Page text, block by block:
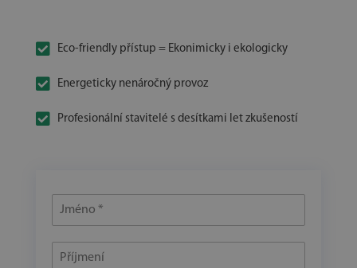
 Eco-friendly přístup = Ekonimicky i ekologicky
 Energeticky nenáročný provoz
 Profesionální stavitelé s desítkami let zkušeností